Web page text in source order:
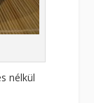
nélkül